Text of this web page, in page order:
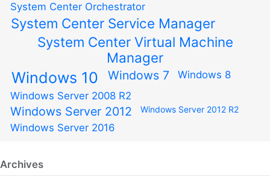
System Center Orchestrator
System Center Service Manager
System Center Virtual Machine
Manager
Windows 10 Windows 7
Windows 8
Windows Server 2008 R2
Windows Server 2012 Windows Server 2012 R2
Windows Server 2016
Archives